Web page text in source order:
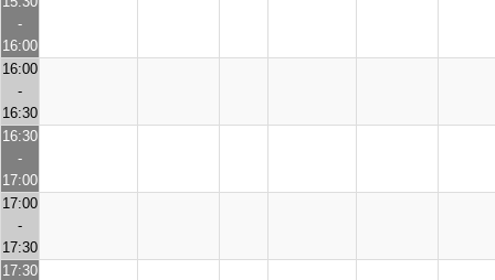
-
16:00
16:00
-
16:30
16:30
-
17:00
17:00
-
17:30
17:30